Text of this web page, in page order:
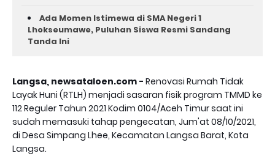
Ada Momen Istimewa di SMA Negeri 1
Lhokseumawe, Puluhan Siswa Resmi Sandang
Tanda Ini
Langsa, newsataloen.com - Renovasi Rumah Tidak
Layak Huni (RTLH) menjadi sasaran fisik program TMMD ke
112 Reguler Tahun 2021 Kodim 0104/Aceh Timur saat ini
sudah memasuki tahap pengecatan, Jum'at 08/10/2021,
di Desa Simpang Lhee, Kecamatan Langsa Barat, Kota
Langsa.